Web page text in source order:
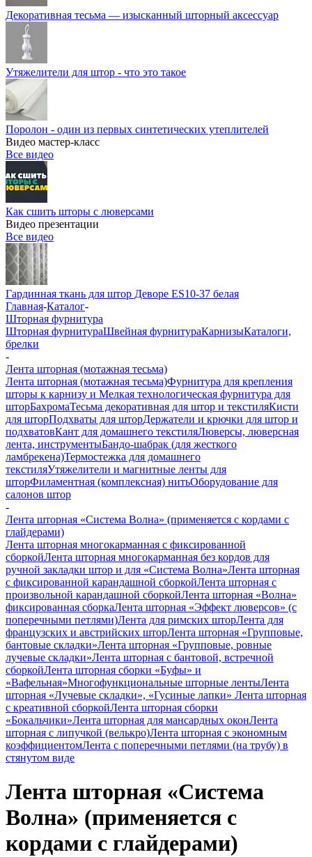
Декоративная тесьма — изысканный шторный аксессуар
Утяжелители для штор - что это такое
Поролон - один из первых синтетических утеплителей
Видео мастер-класс
Все видео
Как сшить шторы с люверсами
Видео презентации
Все видео
Гардинная ткань для штор Деворе ES10-37 белая
Главная-Каталог-
Шторная фурнитура
Шторная фурнитураШвейная фурнитураКарнизыКаталоги,
брелки
-
Лента шторная (мотажная тесьма)
Лента шторная (мотажная тесьма)Фурнитура для крепления
шторы к карнизу и Мелкая технологическая фурнитура для
шторБахромаТесьма декоративная для штор и текстиляКисти
для шторПодхваты для шторДержатели и крючки для штор и
подхватовКант для домашнего текстиляЛюверсы, люверсная
лента, инструментыБандо-шабрак (для жесткого
ламбрекена)Термостежка для домашнего
текстиляУтяжелители и магнитные ленты для
шторФиламентная (комплексная) нитьОборудование для
салонов штор
-
Лента шторная «Система Волна» (применяется с кордами с
глайдерами)
Лента шторная многокарманная с фиксированной
сборкойЛента шторная многокарманная без кордов для
ручной закладки штор и для «Система Волна»Лента шторная
с фиксированной карандашной сборкойЛента шторная с
произвольной карандашной сборкойЛента шторная «Волна»
фиксированная сборкаЛента шторная «Эффект люверсов» (с
поперечными петлями)Лента для римских шторЛента для
французских и австрийских шторЛента шторная «Групповые,
бантовые складки»Лента шторная «Групповые, ровные
лучевые складки»Лента шторная с бантовой, встречной
сборкойЛента шторная сборки «Буфы» и
«Вафельная»Многофункциональные шторные лентыЛента
шторная «Лучевые складки», «Гусиные лапки» Лента шторная
с креативной сборкойЛента шторная сборки
«Бокальчики»Лента шторная для мансардных оконЛента
шторная с липучкой (велькро)Лента шторная с экономным
коэффициентомЛента с поперечными петлями (на трубу) в
стянутом виде
Лента шторная «Система
Волна» (применяется с
кордами с глайдерами)